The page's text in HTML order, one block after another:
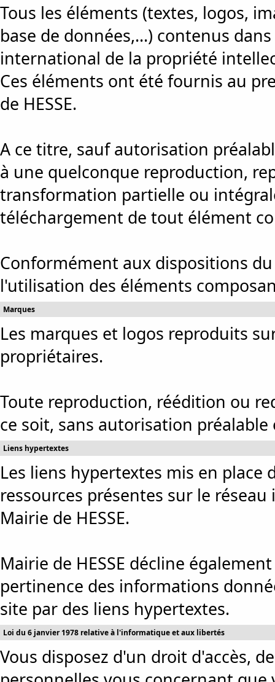
Tous les éléments (textes, logos,
base de données,...) contenus
international de la propriété
Ces éléments ont été fournis au
de HESSE.
A ce titre, sauf autorisation
à une quelconque reproduction,
transformation partielle ou
téléchargement de tout élément
Conformément aux dispositions
l'utilisation des éléments
Marques
Les marques et logos reproduits
propriétaires.
Toute reproduction, réédition ou
ce soit, sans autorisation
Liens hypertextes
Les liens hypertextes mis en
ressources présentes sur le
Mairie de HESSE.
Mairie de HESSE décline
pertinence des informations
site par des liens hypertextes.
Loi du 6 janvier 1978 relative à l'informatique et aux libertés
Vous disposez d'un droit d'accès,